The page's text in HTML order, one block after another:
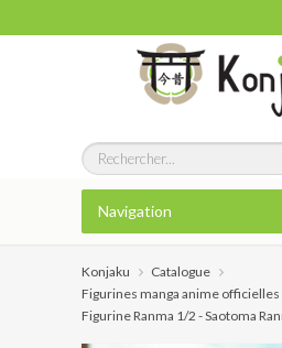
Navigation
Konjaku
Catalogue
Figurines manga anime
Figurine Ranma 1/2 - Saotoma